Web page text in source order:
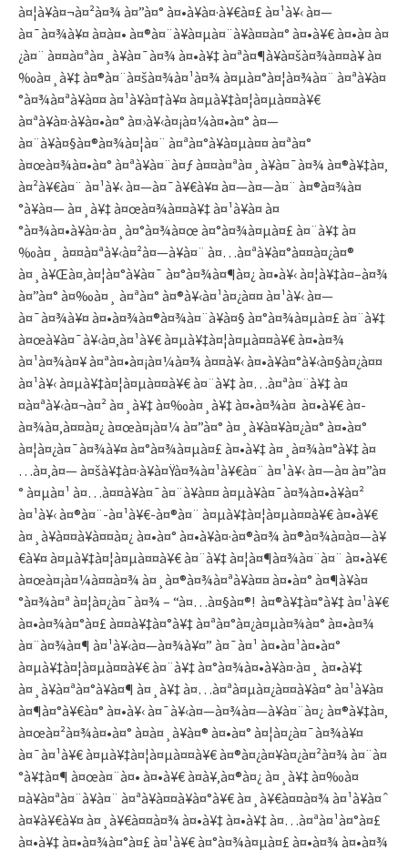
à¤¦à¥à¤¬à¤²à¤¾ à¤”à¤° à¤•à¥à¤·à¥€à¤£ à¤¹à¥‹ à¤—
à¤¯à¤¾à¥¤ à¤à¤• à¤®à¤¨à¥à¤µà¤¨à¥à¤¤à¤° à¤•à¥€ à¤•à¤ à¤
¿à¤¨ à¤¤à¤ªà¤¸à¥à¤¯à¤¾ à¤•à¥‡ à¤ªà¤¶à¥à¤šà¤¾à¤¤à¥ à¤
‰à¤¸à¥‡ à¤®à¤¨à¤šà¤¾à¤¹à¤¾ à¤µà¤°à¤¦à¤¾à¤¨ à¤ªà¥à¤
°à¤¾à¤ªà¥à¤¤ à¤¹à¥à¤†à¥¤ à¤µà¥‡à¤¦à¤µà¤¤à¥€
à¤ªà¥à¤·à¥à¤•à¤° à¤›à¥‹à¤¡à¤¼à¤•à¤° à¤—
à¤¨à¥à¤§à¤®à¤¾à¤¦à¤¨ à¤ªà¤°à¥à¤µà¤¤ à¤ªà¤°
à¤œà¤¾à¤•à¤° à¤ªà¥à¤¨à¤ƒ à¤¤à¤ªà¤¸à¥à¤¯à¤¾ à¤®à¥‡à¤‚
à¤²à¥€à¤¨ à¤¹à¥‹ à¤—à¤¯à¥€à¥¤ à¤—à¤—à¤¨ à¤®à¤¾à¤
°à¥à¤— à¤¸à¥‡ à¤œà¤¾à¤¤à¥‡ à¤¹à¥à¤ à¤
°à¤¾à¤•à¥à¤·à¤¸à¤°à¤¾à¤œ à¤°à¤¾à¤µà¤£ à¤¨à¥‡ à¤
‰à¤¸ à¤¤à¤ªà¥‹à¤²à¤—à¥à¤¨ à¤…à¤ªà¥à¤°à¤¤à¤¿à¤®
à¤¸à¥Œà¤‚à¤¦à¤°à¥à¤¯ à¤°à¤¾à¤¶à¤¿ à¤•à¥‹ à¤¦à¥‡à¤–à¤¾
à¤”à¤° à¤‰à¤¸ à¤ªà¤° à¤®à¥‹à¤¹à¤¿à¤¤ à¤¹à¥‹ à¤—
à¤¯à¤¾à¥¤ à¤•à¤¾à¤®à¤¾à¤¨à¥à¤§ à¤°à¤¾à¤µà¤£ à¤¨à¥‡
à¤œà¥à¤¯à¥‹à¤‚à¤¹à¥€ à¤µà¥‡à¤¦à¤µà¤¤à¥€ à¤•à¤¾
à¤¹à¤¾à¤¥ à¤ªà¤•à¤¡à¤¼à¤¾ à¤¤à¥‹ à¤•à¥à¤°à¥‹à¤§à¤¿à¤¤
à¤¹à¥‹ à¤µà¥‡à¤¦à¤µà¤¤à¥€ à¤¨à¥‡ à¤…à¤ªà¤¨à¥‡ à¤
¤à¤ªà¥‹à¤¬à¤² à¤¸à¥‡ à¤‰à¤¸à¥‡ à¤•à¤¾à¤ à¤•à¥€ à¤­
à¤¾à¤‚à¤¤à¤¿ à¤œà¤¡à¤¼ à¤”à¤° à¤¸à¥à¤¥à¤¿à¤° à¤•à¤°
à¤¦à¤¿à¤¯à¤¾à¥¤ à¤°à¤¾à¤µà¤£ à¤•à¥‡ à¤¸à¤¾à¤°à¥‡ à¤
…à¤‚à¤— à¤šà¥‡à¤·à¥à¤Ÿà¤¾à¤¹à¥€à¤¨ à¤¹à¥‹ à¤—à¤ à¤”à¤
° à¤µà¤¹ à¤…à¤¤à¥à¤¯à¤¨à¥à¤¤ à¤µà¥à¤¯à¤¾à¤•à¥à¤²
à¤¹à¥‹ à¤®à¤¨-à¤¹à¥€-à¤®à¤¨ à¤µà¥‡à¤¦à¤µà¤¤à¥€ à¤•à¥€
à¤¸à¥à¤¤à¥à¤¤à¤¿ à¤•à¤° à¤•à¥à¤·à¤®à¤¾ à¤®à¤¾à¤à¤—à¥
€à¥¤ à¤µà¥‡à¤¦à¤µà¤¤à¥€ à¤¨à¥‡ à¤¦à¤¶à¤¾à¤¨à¤¨ à¤•à¥€
à¤œà¤¡à¤¼à¤¤à¤¾ à¤¸à¤®à¤¾à¤ªà¥à¤¤ à¤•à¤° à¤¶à¥à¤
°à¤¾à¤ª à¤¦à¤¿à¤¯à¤¾ – “à¤…à¤§à¤®! à¤®à¥‡à¤°à¥‡ à¤¹à¥€
à¤•à¤¾à¤°à¤£ à¤¤à¥‡à¤°à¥‡ à¤ªà¤°à¤¿à¤µà¤¾à¤° à¤•à¤¾
à¤¨à¤¾à¤¶ à¤¹à¥‹à¤—à¤¾à¥¤” à¤¯à¤¹ à¤•à¤¹à¤•à¤°
à¤µà¥‡à¤¦à¤µà¤¤à¥€ à¤¨à¥‡ à¤°à¤¾à¤•à¥à¤·à¤¸ à¤•à¥‡
à¤¸à¥à¤ªà¤°à¥à¤¶ à¤¸à¥‡ à¤…à¤ªà¤µà¤¿à¤¤à¥à¤° à¤¹à¥à¤
à¤¶à¤°à¥€à¤° à¤•à¥‹ à¤¯à¥‹à¤—à¤¾à¤—à¥à¤¨à¤¿ à¤®à¥‡à¤‚
à¤œà¤²à¤¾à¤•à¤° à¤­à¤¸à¥à¤® à¤•à¤° à¤¦à¤¿à¤¯à¤¾à¥¤
à¤¯à¤¹à¥€ à¤µà¥‡à¤¦à¤µà¤¤à¥€ à¤®à¤¿à¤¥à¤¿à¤²à¤¾ à¤¨à¤
°à¥‡à¤¶ à¤œà¤¨à¤• à¤•à¥€ à¤­à¥‚à¤®à¤¿ à¤¸à¥‡ à¤‰à¤
¤à¥à¤ªà¤¨à¥à¤¨ à¤ªà¥à¤¤à¥à¤°à¥€ à¤¸à¥€à¤¤à¤¾ à¤¹à¥à¤ˆ
à¤¥à¥€à¥¤ à¤¸à¥€à¤¤à¤¾ à¤•à¥‡ à¤•à¥‡ à¤…à¤ªà¤¹à¤°à¤£
à¤•à¥‡ à¤•à¤¾à¤°à¤£ à¤¹à¥€ à¤°à¤¾à¤µà¤£ à¤•à¤¾ à¤•à¤¾